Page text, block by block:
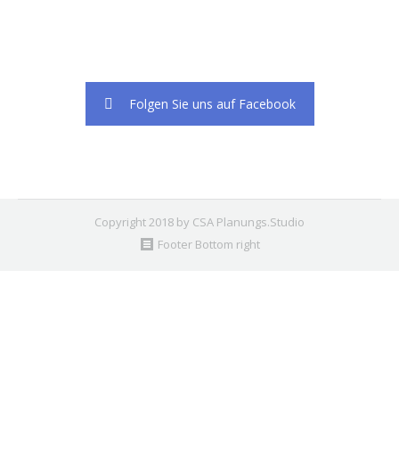
Folgen Sie uns auf Facebook
Copyright 2018 by CSA Planungs.Studio
Footer Bottom right